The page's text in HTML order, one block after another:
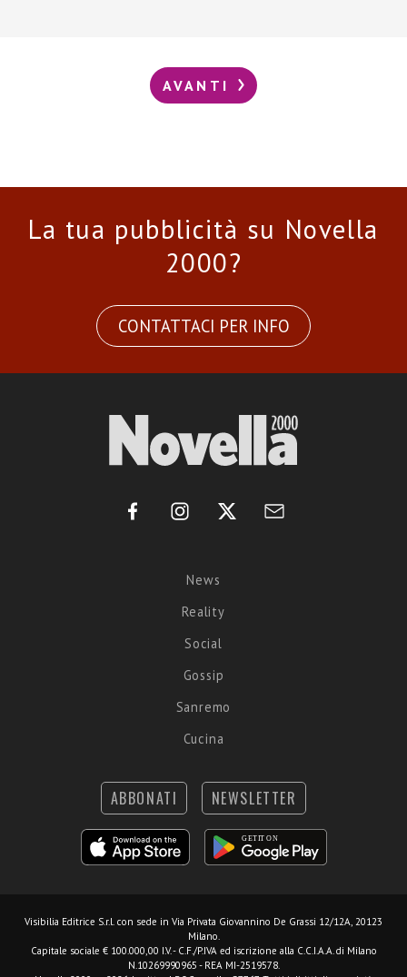
AVANTI
La tua pubblicità su Novella
2000?
CONTATTACI PER INFO
News
Reality
Social
Gossip
Sanremo
Cucina
ABBONATI NEWSLETTER
Visibilia Editrice S.r.l. con sede in Via Privata Giovannino De Grassi 12/12A, 20123
Milano.
Capitale sociale € 100.000,00 I.V. - C.F./P.IVA ed iscrizione alla C.C.I.A.A. di Milano
N.10269990965 - REA MI-2519578.